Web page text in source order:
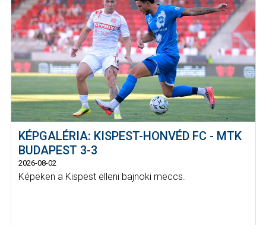
KÉPGALÉRIA: KISPEST-HONVÉD FC - MTK
BUDAPEST 3-3
2026-08-02
Képeken a Kispest elleni bajnoki meccs.